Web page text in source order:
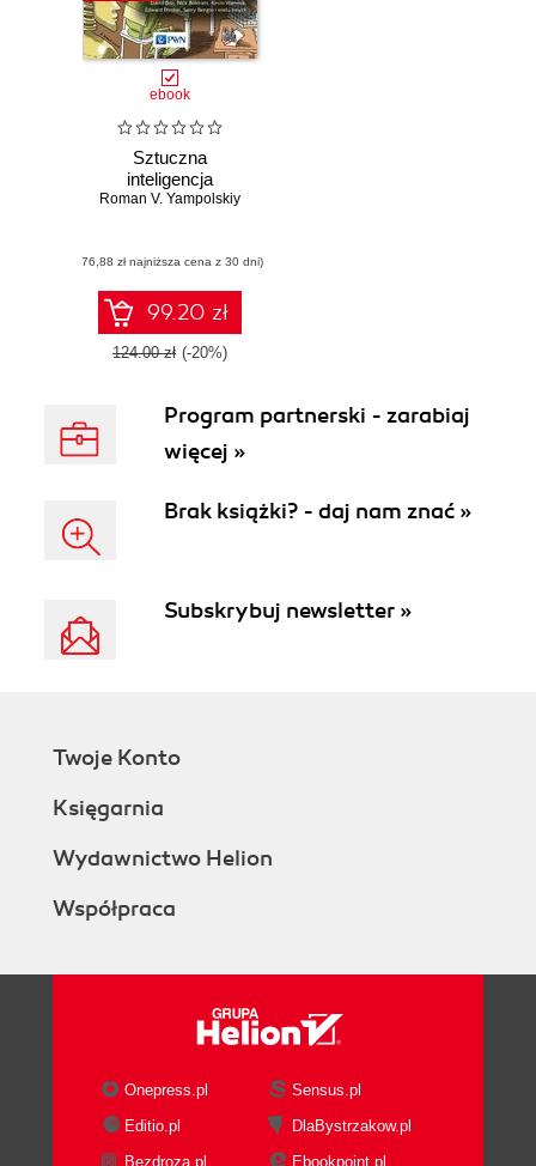
ebook
Sztuczna
inteligencja
Roman V. Yampolskiy
(76,88 zł najniższa cena z 30 dni)
99.20 zł
124.00 zł (-20%)
Program partnerski - zarabiaj
więcej »
Brak książki? - daj nam znać »
Subskrybuj newsletter »
Twoje Konto
Księgarnia
Wydawnictwo Helion
Współpraca
Onepress.pl
Sensus.pl
Editio.pl
DlaBystrzakow.pl
Bezdroza.pl
Ebookpoint.pl